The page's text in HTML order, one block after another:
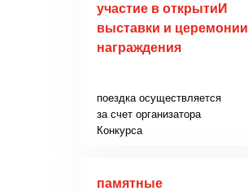
участие в открытиИ
выставки и церемонии
награждения
поездка осуществляется
за счет организатора
Конкурса
памятные